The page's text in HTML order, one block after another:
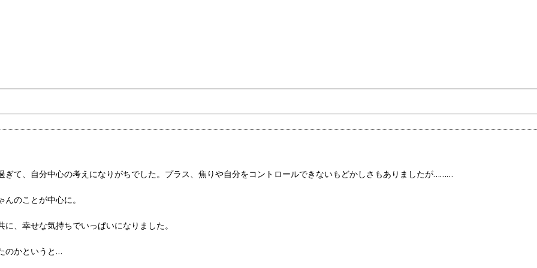
ぎて、自分中心の考えになりがちでした。プラス、焦りや自分をコントロールできないもどかしさもありましたが………
のことが中心に。
に、幸せな気持ちでいっぱいになりました。
のかというと…